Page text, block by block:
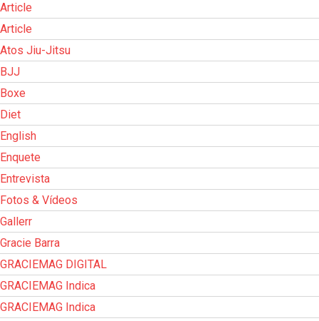
Article
Article
Atos Jiu-Jitsu
BJJ
Boxe
Diet
English
Enquete
Entrevista
Fotos & Vídeos
Gallerr
Gracie Barra
GRACIEMAG DIGITAL
GRACIEMAG Indica
GRACIEMAG Indica